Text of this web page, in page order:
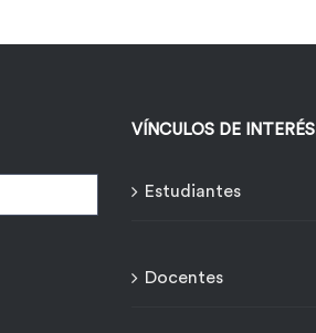
VÍNCULOS DE INTERÉS
Estudiantes
Docentes